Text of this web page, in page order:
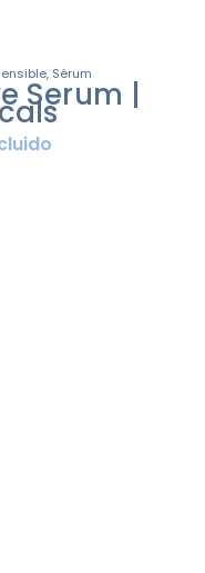
, Sérum
Serum |